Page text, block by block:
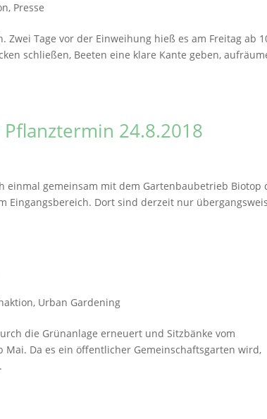
, Presse
Tage vor der Einweihung hieß es am Freitag ab
schließen, Beeten eine klare Kante geben,
24.8.2018
einmal gemeinsam mit dem Gartenbaubetrieb Biotop
Eingangsbereich. Dort sind derzeit nur
, Urban Gardening
die Grünanlage erneuert und Sitzbänke vom
Da es ein öffentlicher Gemeinschaftsgarten wird,